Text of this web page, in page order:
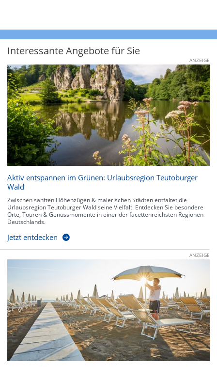
Interessante Angebote für Sie
ANZEIGE
Aktiv entspannen im Grünen: Urlaubsregion Teutoburger
Wald
Zwischen sanften Höhenzügen & malerischen Städten entfaltet die
Urlaubsregion Teutoburger Wald seine Vielfalt. Entdecken Sie besondere
Orte, Touren & Genussmomente in einer der facettenreichsten Regionen
Deutschlands.
Jetzt entdecken
ANZEIGE